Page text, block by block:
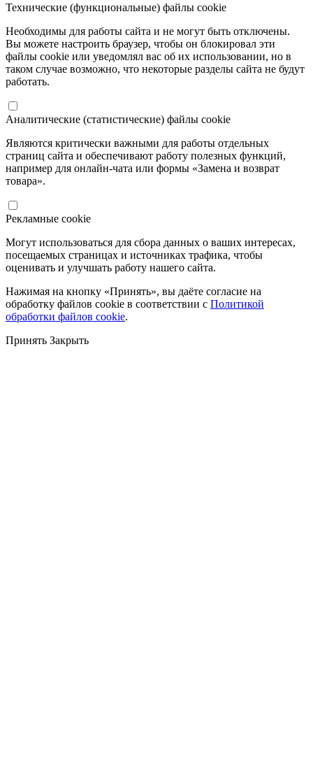
Технические (функциональные) файлы cookie
Необходимы для работы сайта и не могут быть отключены.
Вы можете настроить браузер, чтобы он блокировал эти
файлы cookie или уведомлял вас об их использовании, но в
таком случае возможно, что некоторые разделы сайта не будут
работать.
Аналитические (статистические) файлы cookie
Являются критически важными для работы отдельных
страниц сайта и обеспечивают работу полезных функций,
например для онлайн-чата или формы «Замена и возврат
товара».
Рекламные cookie
Могут использоваться для сбора данных о ваших интересах,
посещаемых страницах и источниках трафика, чтобы
оценивать и улучшать работу нашего сайта.
Нажимая на кнопку «Принять», вы даёте согласие на
обработку файлов cookie в соответствии с Политикой
обработки файлов cookie.
Принять Закрыть